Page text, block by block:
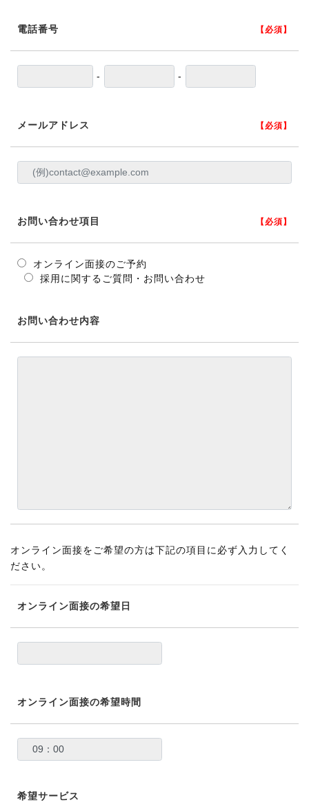
電話番号 【必須】
- -
メールアドレス 【必須】
お問い合わせ項目 【必須】
オンライン面接のご予約
採用に関するご質問・お問い合わせ
お問い合わせ内容
オンライン面接をご希望の方は下記の項目に必ず入力してく
ださい。
オンライン面接の希望日
オンライン面接の希望時間
希望サービス